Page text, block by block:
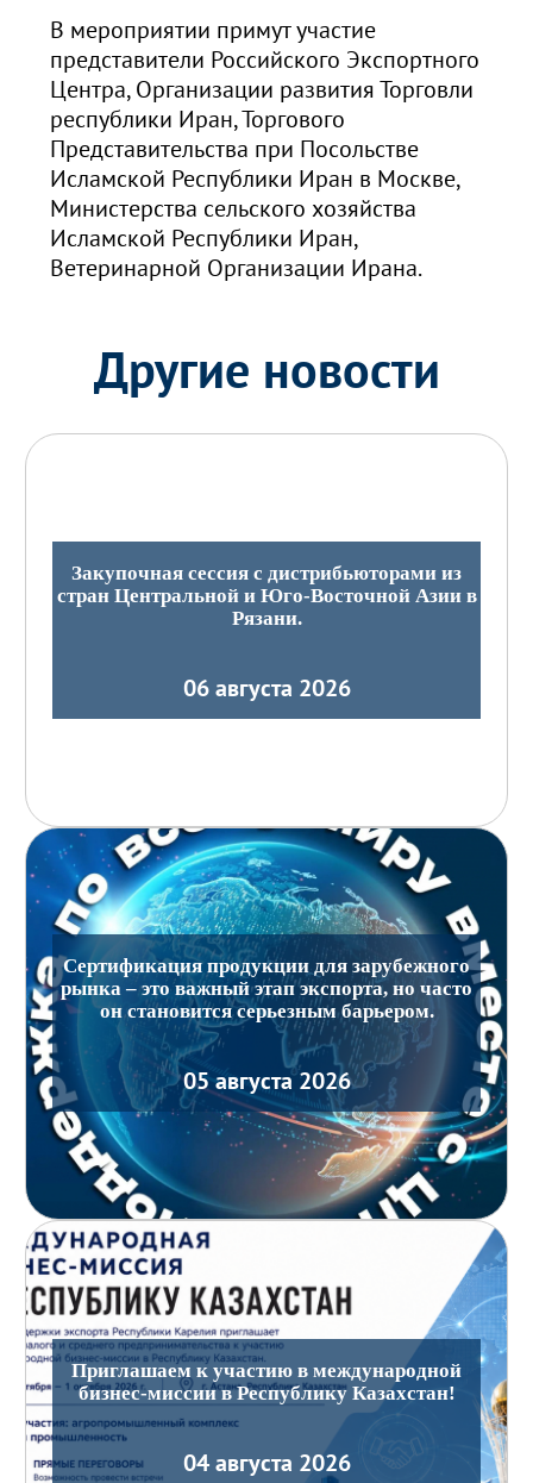
В мероприятии примут участие
представители Российского Экспортного
Центра, Организации развития Торговли
республики Иран, Торгового
Представительства при Посольстве
Исламской Республики Иран в Москве,
Министерства сельского хозяйства
Исламской Республики Иран,
Ветеринарной Организации Ирана.
Другие новости
Закупочная сессия с дистрибьюторами из
стран Центральной и Юго-Восточной Азии в
Рязани.
06 августа 2026
Сертификация продукции для зарубежного
рынка – это важный этап экспорта, но часто
он становится серьезным барьером.
05 августа 2026
Приглашаем к участию в международной
бизнес-миссии в Республику Казахстан!
04 августа 2026